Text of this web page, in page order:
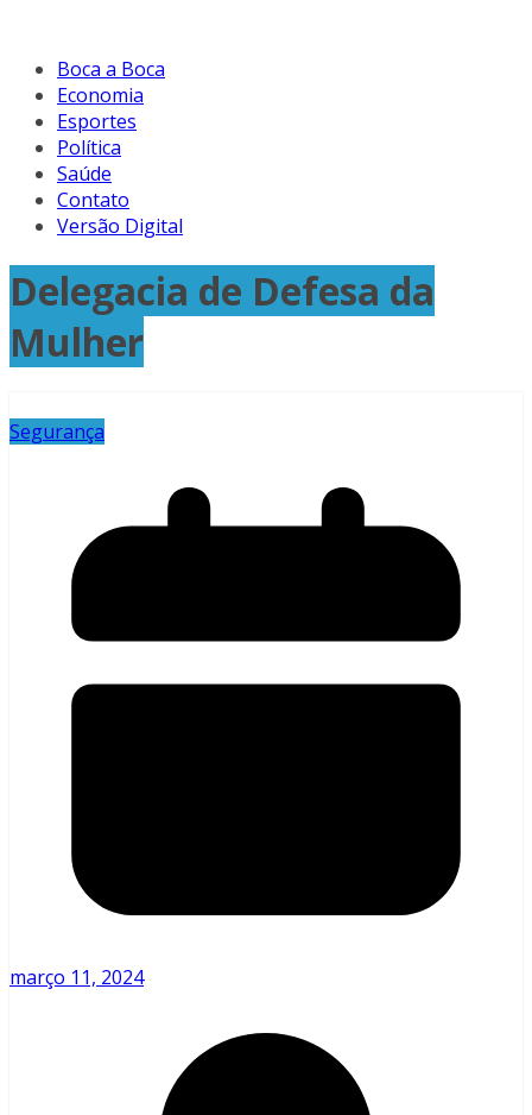
Boca a Boca
Economia
Esportes
Política
Saúde
Contato
Versão Digital
Delegacia de Defesa da
Mulher
Segurança
março 11, 2024